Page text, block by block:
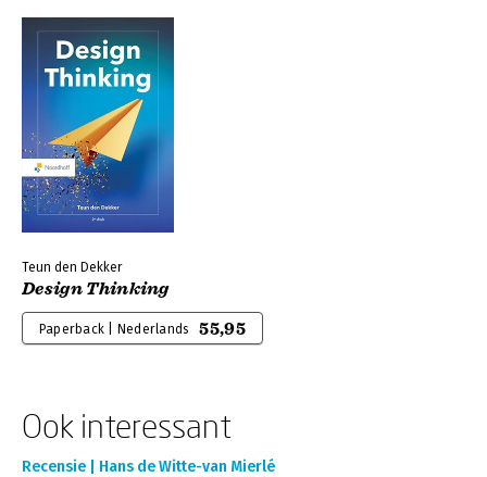
Teun den Dekker
Design Thinking
Paperback | Nederlands 55,95
Ook interessant
Recensie | Hans de Witte-van Mierlé